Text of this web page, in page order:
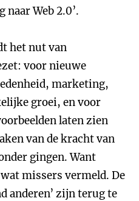
Web 2.0’.
het nut van
voor nieuwe
marketing,
groei, en voor
laten zien
van de kracht van
gingen. Want
missers vermeld. De
anderen’ zijn terug te